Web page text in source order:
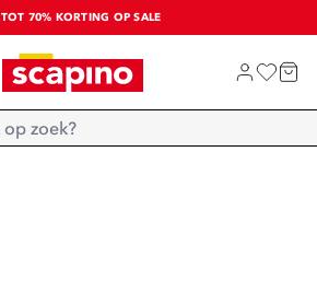
TOT 70% KORTING OP SALE
SALE: LAATSTE KANS!
SHOP NIEUW
Home